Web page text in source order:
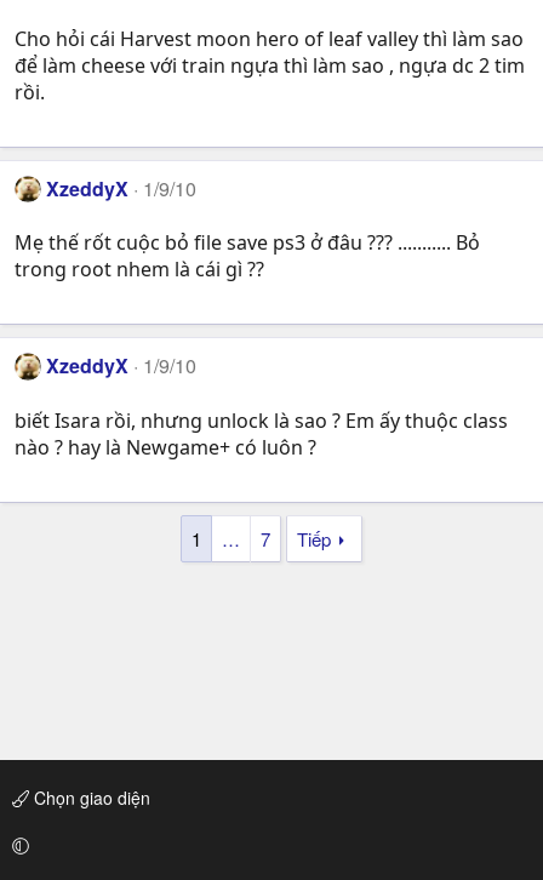
Cho hỏi cái Harvest moon hero of leaf valley thì làm sao
để làm cheese với train ngựa thì làm sao , ngựa dc 2 tim
rồi.
XzeddyX 1/9/10
Mẹ thế rốt cuộc bỏ file save ps3 ở đâu ??? ........... Bỏ
trong root nhem là cái gì ??
XzeddyX 1/9/10
biết Isara rồi, nhưng unlock là sao ? Em ấy thuộc class
nào ? hay là Newgame+ có luôn ?
1 … 7 Tiếp
Chọn giao diện